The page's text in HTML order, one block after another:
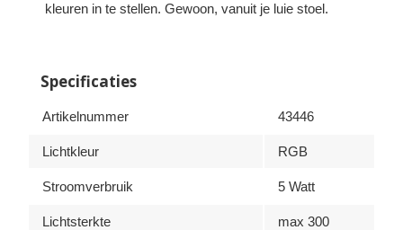
kleuren in te stellen. Gewoon, vanuit je luie stoel.
Specificaties
Artikelnummer 43446
Lichtkleur RGB
Stroomverbruik 5 Watt
Lichtsterkte
max 300